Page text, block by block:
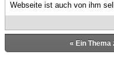
Webseite ist auch von ihm
« Ein Thema